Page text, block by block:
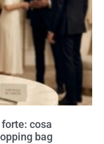
cosa
bag